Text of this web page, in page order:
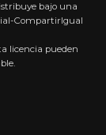
bajo una
CompartirIgual
licencia pueden